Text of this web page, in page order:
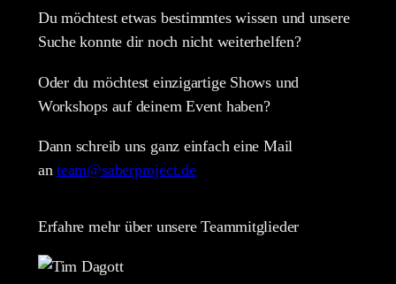
Du möchtest etwas bestimmtes wissen und unsere
Suche konnte dir noch nicht weiterhelfen?
Oder du möchtest einzigartige Shows und
Workshops auf deinem Event haben?
Dann schreib uns ganz einfach eine Mail
anteam@saberproject.de
Erfahre mehr über unsere Teammitglieder